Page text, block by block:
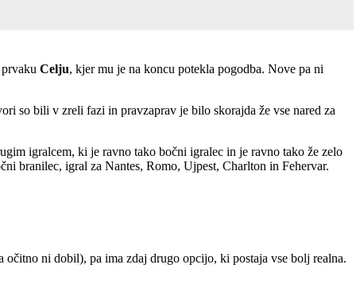
Celju, kjer mu je na koncu potekla pogodba. Nove pa ni
so bili v zreli fazi in pravzaprav je bilo skorajda že vse nared za
igralcem, ki je ravno tako bočni igralec in je ravno tako že zelo
branilec, igral za Nantes, Romo, Ujpest, Charlton in Fehervar.
ni dobil), pa ima zdaj drugo opcijo, ki postaja vse bolj realna.